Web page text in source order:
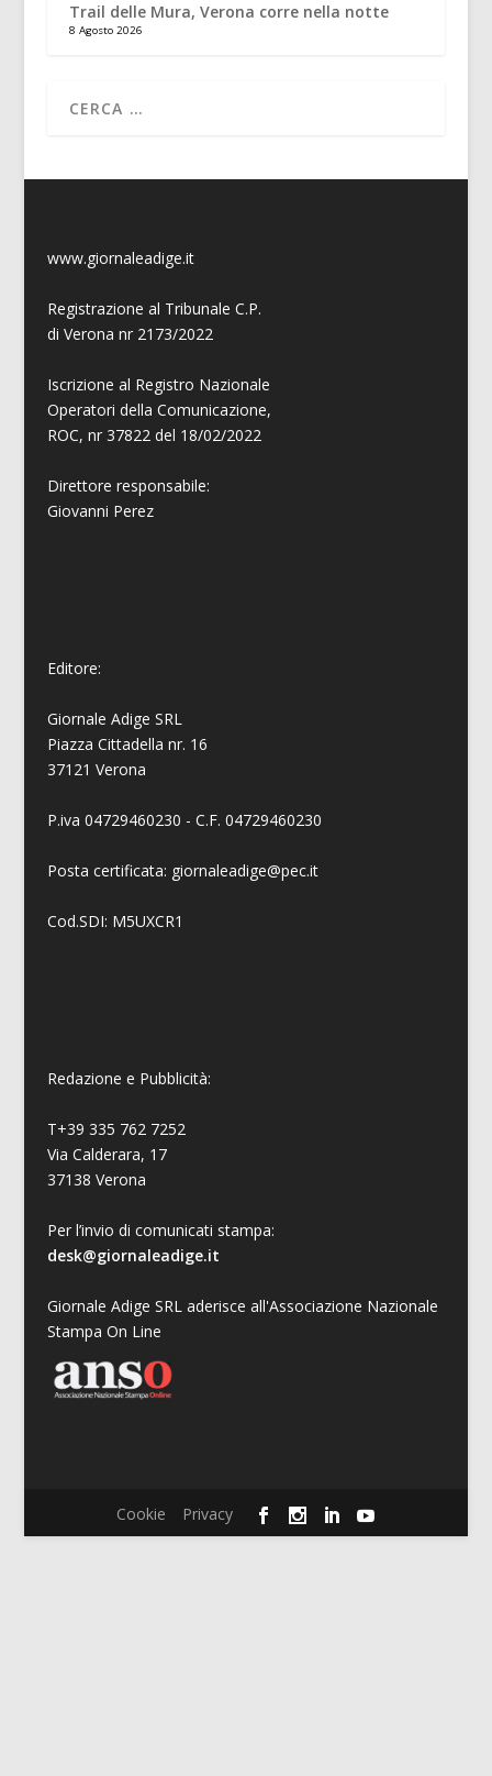
Trail delle Mura, Verona corre nella notte
8 Agosto 2026
www.giornaleadige.it
Registrazione al Tribunale C.P.
di Verona nr 2173/2022
Iscrizione al Registro Nazionale
Operatori della Comunicazione,
ROC, nr 37822 del 18/02/2022
Direttore responsabile:
Giovanni Perez
Editore:
Giornale Adige SRL
Piazza Cittadella nr. 16
37121 Verona
P.iva 04729460230 - C.F. 04729460230
Posta certificata: giornaleadige@pec.it
Cod.SDI: M5UXCR1
Redazione e Pubblicità:
T+39 335 762 7252
Via Calderara, 17
37138 Verona
Per l’invio di comunicati stampa:
desk@giornaleadige.it
Giornale Adige SRL aderisce all'Associazione Nazionale
Stampa On Line
Cookie Privacy